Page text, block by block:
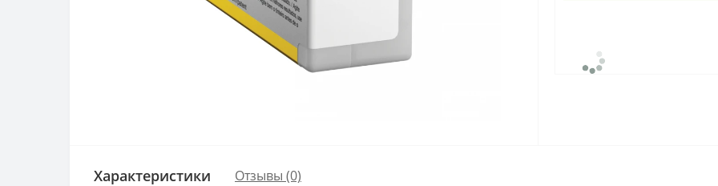
Характеристики Отзывы (0)